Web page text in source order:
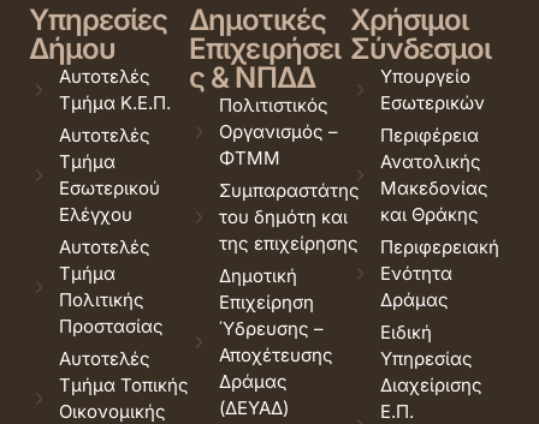
Υπηρεσίες
Δήμου
Αυτοτελές
Τμήμα Κ.Ε.Π.
Αυτοτελές
Τμήμα
Εσωτερικού
Ελέγχου
Αυτοτελές
Τμήμα
Πολιτικής
Προστασίας
Αυτοτελές
Τμήμα Τοπικής
Οικονομικής
Δημοτικές
Επιχειρήσει
ς & ΝΠΔΔ
Πολιτιστικός
Οργανισμός –
ΦΤΜΜ
Συμπαραστάτης
του δημότη και
της επιχείρησης
Δημοτική
Επιχείρηση
Ύδρευσης –
Αποχέτευσης
Δράμας
(ΔΕΥΑΔ)
Χρήσιμοι
Σύνδεσμοι
Υπουργείο
Εσωτερικών
Περιφέρεια
Ανατολικής
Μακεδονίας
και Θράκης
Περιφερειακή
Ενότητα
Δράμας
Ειδική
Υπηρεσίας
Διαχείρισης
Ε.Π.